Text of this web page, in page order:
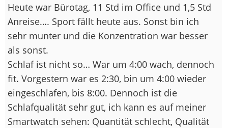
Heute war Bürotag, 11 Std im Office und 1,5 Std
Anreise…. Sport fällt heute aus. Sonst bin ich
sehr munter und die Konzentration war besser
als sonst.
Schlaf ist nicht so… War um 4:00 wach, dennoch
fit. Vorgestern war es 2:30, bin um 4:00 wieder
eingeschlafen, bis 8:00. Dennoch ist die
Schlafqualität sehr gut, ich kann es auf meiner
Smartwatch sehen: Quantität schlecht, Qualität